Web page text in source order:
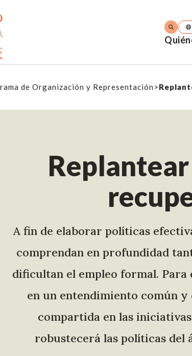
de Organización y Representación >
A fin de elaborar políticas
comprendan en profundidad
dificultan el empleo formal. Para
en un entendimiento común y
compartida en las
robustecerá las políticas del